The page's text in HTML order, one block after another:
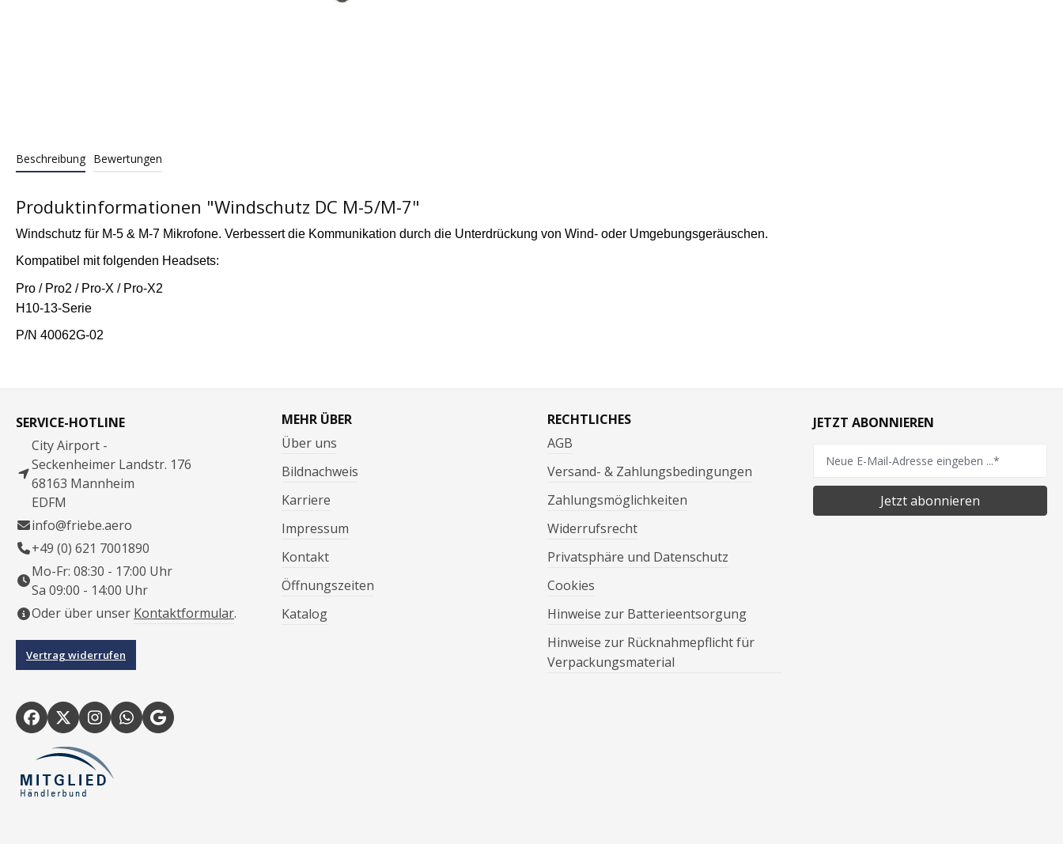
Beschreibung Bewertungen
Produktinformationen "Windschutz DC M-5/M-7"
Windschutz für M-5 & M-7 Mikrofone. Verbessert die Kommunikation durch die Unterdrückung von Wind- oder Umgebungsgeräuschen.
Kompatibel mit folgenden Headsets:
Pro / Pro2 / Pro-X / Pro-X2
H10-13-Serie
P/N 40062G-02
SERVICE-HOTLINE
City Airport -
Seckenheimer Landstr. 176
68163 Mannheim
EDFM
info@friebe.aero
+49 (0) 621 7001890
Mo-Fr: 08:30 - 17:00 Uhr
Sa 09:00 - 14:00 Uhr
Oder über unser Kontaktformular.
Vertrag widerrufen
MEHR ÜBER
Über uns
Bildnachweis
Karriere
Impressum
Kontakt
Öffnungszeiten
Katalog
RECHTLICHES
AGB
Versand- & Zahlungsbedingungen
Zahlungsmöglichkeiten
Widerrufsrecht
Privatsphäre und Datenschutz
Cookies
Hinweise zur Batterieentsorgung
Hinweise zur Rücknahmepflicht für
Verpackungsmaterial
JETZT ABONNIEREN
Jetzt abonnieren